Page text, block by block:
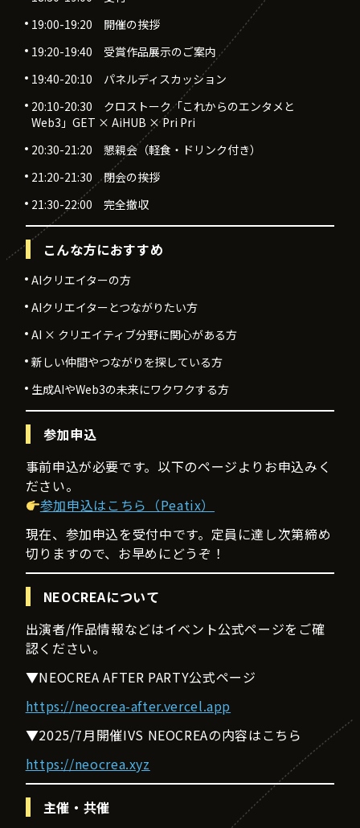
19:00-19:20 開催の挨拶
19:20-19:40 受賞作品展示のご案内
19:40-20:10 パネルディスカッション
20:10-20:30 クロストーク「これからのエンタメと
Web3」GET × AiHUB × Pri Pri
20:30-21:20 懇親会（軽食・ドリンク付き）
21:20-21:30 閉会の挨拶
21:30-22:00 完全撤収
こんな方におすすめ
AIクリエイターの方
AIクリエイターとつながりたい方
AI × クリエイティブ分野に関心がある方
新しい仲間やつながりを探している方
生成AIやWeb3の未来にワクワクする方
参加申込
事前申込が必要です。以下のページよりお申込みく
ださい。
参加申込はこちら（Peatix）
現在、参加申込を受付中です。定員に達し次第締め
切りますので、お早めにどうぞ！
NEOCREAについて
出演者/作品情報などはイベント公式ページをご確
認ください。
▼NEOCREA AFTER PARTY公式ページ
https://neocrea-after.vercel.app
▼2025/7月開催IVS NEOCREAの内容はこちら
https://neocrea.xyz
主催・共催